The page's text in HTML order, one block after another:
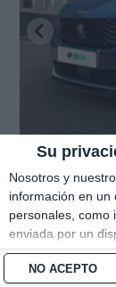
Su
Nosotros y
información en un
personales, como
enviada por un
personalizado,
de audiencia y
NO ACEPTO
Peugeot
Style HYBRID
0 km 4/2025